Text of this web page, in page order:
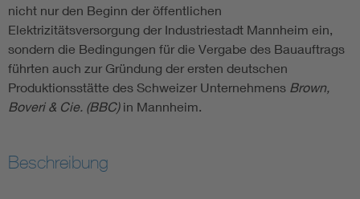
nicht nur den Beginn der öffentlichen
Elektrizitätsversorgung der Industriestadt Mannheim ein,
sondern die Bedingungen für die Vergabe des Bauauftrags
führten auch zur Gründung der ersten deutschen
Produktionsstätte des Schweizer Unternehmens Brown,
Boveri & Cie. (BBC)in Mannheim.
Beschreibung